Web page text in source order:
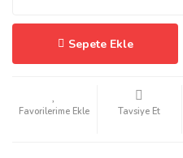
Sepete Ekle
Tavsiye Et